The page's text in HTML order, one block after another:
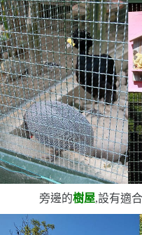
旁邊的樹屋,設有適合